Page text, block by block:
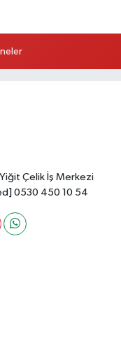
Çelik İş Merkezi
0530 450 10 54